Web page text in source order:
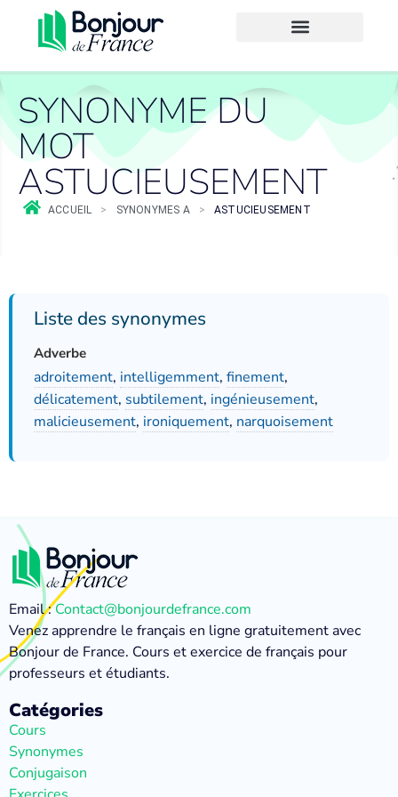
SYNONYME DU
MOT
ASTUCIEUSEMENT
ACCUEIL > SYNONYMES A > ASTUCIEUSEMENT
Liste des synonymes
Adverbe
adroitement, intelligemment, finement,
délicatement, subtilement, ingénieusement,
malicieusement, ironiquement, narquoisement
Email :Contact@bonjourdefrance.com
Venez apprendre le français en ligne gratuitement avec
Bonjour de France. Cours et exercice de français pour
professeurs et étudiants.
Catégories
Cours
Synonymes
Conjugaison